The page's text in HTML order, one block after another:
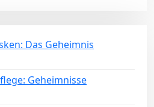
Das Geheimnis
Geheimnisse